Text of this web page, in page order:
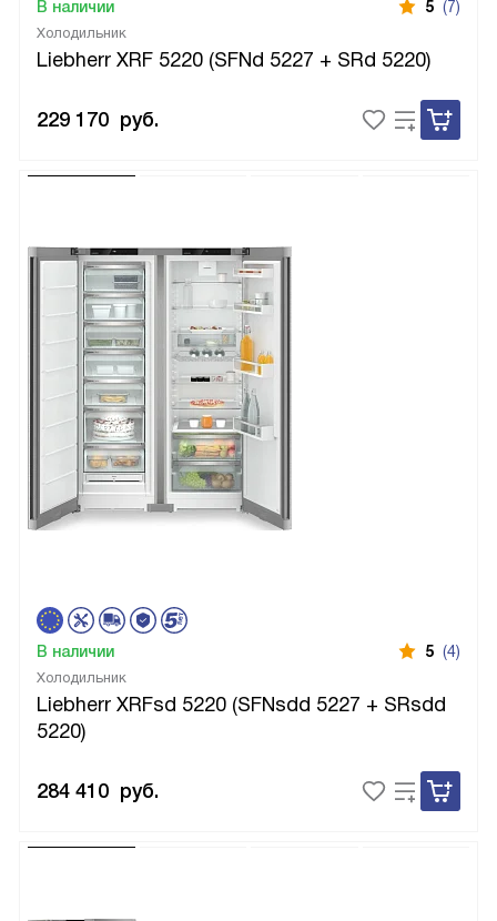
Холодильник
Liebherr XRF 5220 (SFNd 5227 + SRd 5220)
В наличии 5 (7)
229 170 руб.
Холодильник
Liebherr XRFsd 5220 (SFNsdd 5227 + SRsdd
5220)
В наличии 5 (4)
284 410 руб.